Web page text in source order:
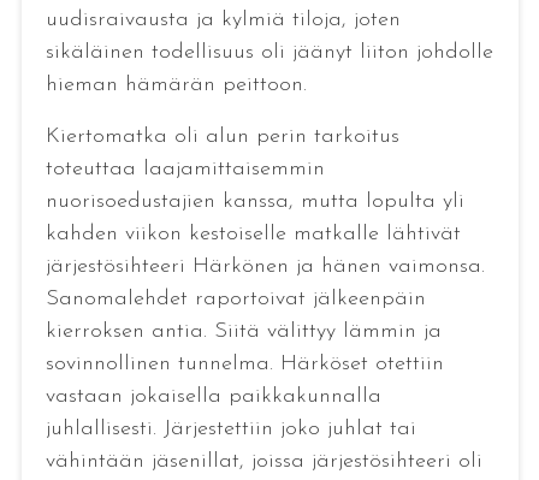
uudisraivausta ja kylmiä tiloja, joten
sikäläinen todellisuus oli jäänyt liiton johdolle
hieman hämärän peittoon.
Kiertomatka oli alun perin tarkoitus
toteuttaa laajamittaisemmin
nuorisoedustajien kanssa, mutta lopulta yli
kahden viikon kestoiselle matkalle lähtivät
järjestösihteeri Härkönen ja hänen vaimonsa.
Sanomalehdet raportoivat jälkeenpäin
kierroksen antia. Siitä välittyy lämmin ja
sovinnollinen tunnelma. Härköset otettiin
vastaan jokaisella paikkakunnalla
juhlallisesti. Järjestettiin joko juhlat tai
vähintään jäsenillat, joissa järjestösihteeri oli